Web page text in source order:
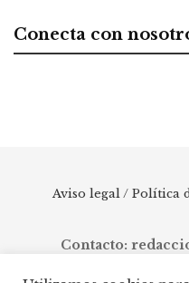
Conecta con
Aviso legal / Política
Contacto: